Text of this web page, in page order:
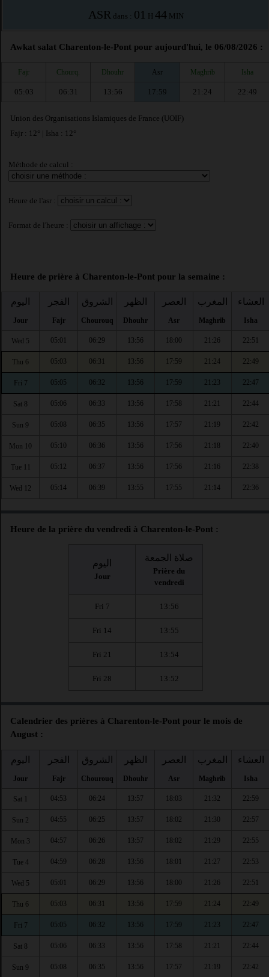
ASR dans : 01 H 44MIN
Awkat salat Charenton-le-Pont pour aujourd'hui, le 06/08/2026 :
Fajr Chourq. Dhouhr Asr Maghrib Isha
05:03 06:31 13:56 17:59 21:24 22:49
Union des Organisations Islamiques de France (UOIF)
Fajr : 12° | Isha : 12°
Méthode de calcul :
Heure de l'asr :
Format de l'heure :
Heure de prière à Charenton-le-Pont pour la semaine :
اليوم
Jour
الفجر
Fajr
الشروق
Chourouq
الظهر
Dhouhr
العصر
Asr
المغرب
Maghrib
العشاء
Isha
Wed 5 05:01 06:29 13:56 18:00 21:26 22:51
Thu 6 05:03 06:31 13:56 17:59 21:24 22:49
Fri 7 05:05 06:32 13:56 17:59 21:23 22:47
Sat 8 05:06 06:33 13:56 17:58 21:21 22:44
Sun 9 05:08 06:35 13:56 17:57 21:19 22:42
Mon 10 05:10 06:36 13:56 17:56 21:18 22:40
Tue 11 05:12 06:37 13:56 17:56 21:16 22:38
Wed 12 05:14 06:39 13:55 17:55 21:14 22:36
Heure de la prière du vendredi à Charenton-le-Pont :
اليوم
Jour
صلاة الجمعة
Prière du
vendredi
Fri 7 13:56
Fri 14 13:55
Fri 21 13:54
Fri 28 13:52
Calendrier des prières à Charenton-le-Pont pour le mois de
August :
اليوم
Jour
الفجر
Fajr
الشروق
Chourouq
الظهر
Dhouhr
العصر
Asr
المغرب
Maghrib
العشاء
Isha
Sat 1 04:53 06:24 13:57 18:03 21:32 22:59
Sun 2 04:55 06:25 13:57 18:02 21:30 22:57
Mon 3 04:57 06:26 13:57 18:02 21:29 22:55
Tue 4 04:59 06:28 13:56 18:01 21:27 22:53
Wed 5 05:01 06:29 13:56 18:00 21:26 22:51
Thu 6 05:03 06:31 13:56 17:59 21:24 22:49
Fri 7 05:05 06:32 13:56 17:59 21:23 22:47
Sat 8 05:06 06:33 13:56 17:58 21:21 22:44
Sun 9 05:08 06:35 13:56 17:57 21:19 22:42